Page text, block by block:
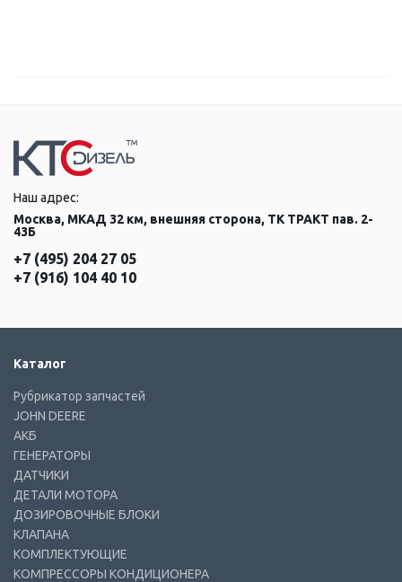
Наш адрес:
Москва, МКАД 32 км, внешняя сторона, ТК ТРАКТ пав. 2-
43Б
+7 (495) 204 27 05
+7 (916) 104 40 10
Каталог
Рубрикатор запчастей
JOHN DEERE
АКБ
ГЕНЕРАТОРЫ
ДАТЧИКИ
ДЕТАЛИ МОТОРА
ДОЗИРОВОЧНЫЕ БЛОКИ
КЛАПАНА
КОМПЛЕКТУЮЩИЕ
КОМПРЕССОРЫ КОНДИЦИОНЕРА